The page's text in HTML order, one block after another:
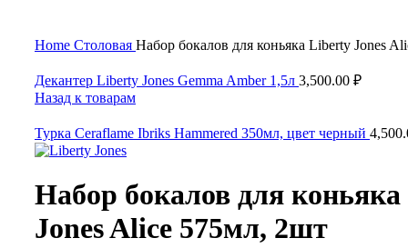
Home Столовая Набор бокалов для коньяка Liberty Jones
Декантер Liberty Jones Gemma Amber 1,5л 3,500.00 ₽
Назад к товарам
Турка Ceraflame Ibriks Hammered 350мл, цвет черный
Набор бокалов для
Jones Alice 575мл, 2шт